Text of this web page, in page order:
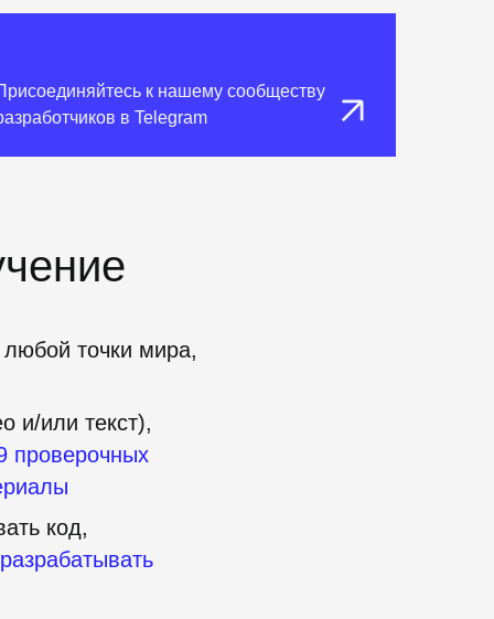
к нашему сообществу
в Telegram
код,
и/или текст),
проверочных
точки мира,